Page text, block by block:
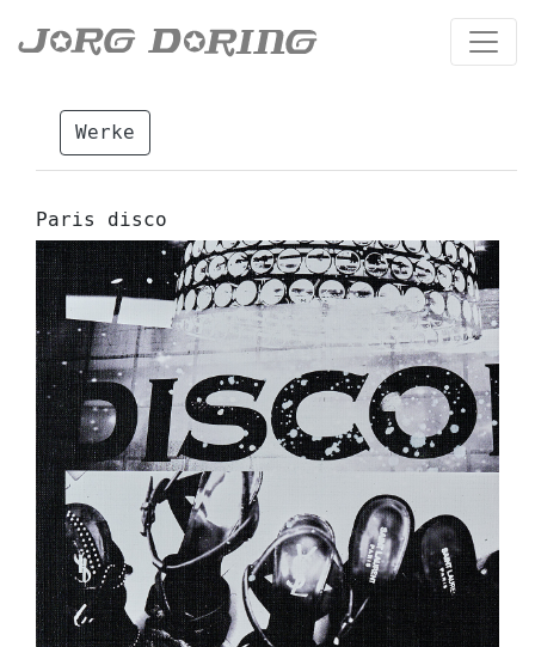
Werke
Paris disco